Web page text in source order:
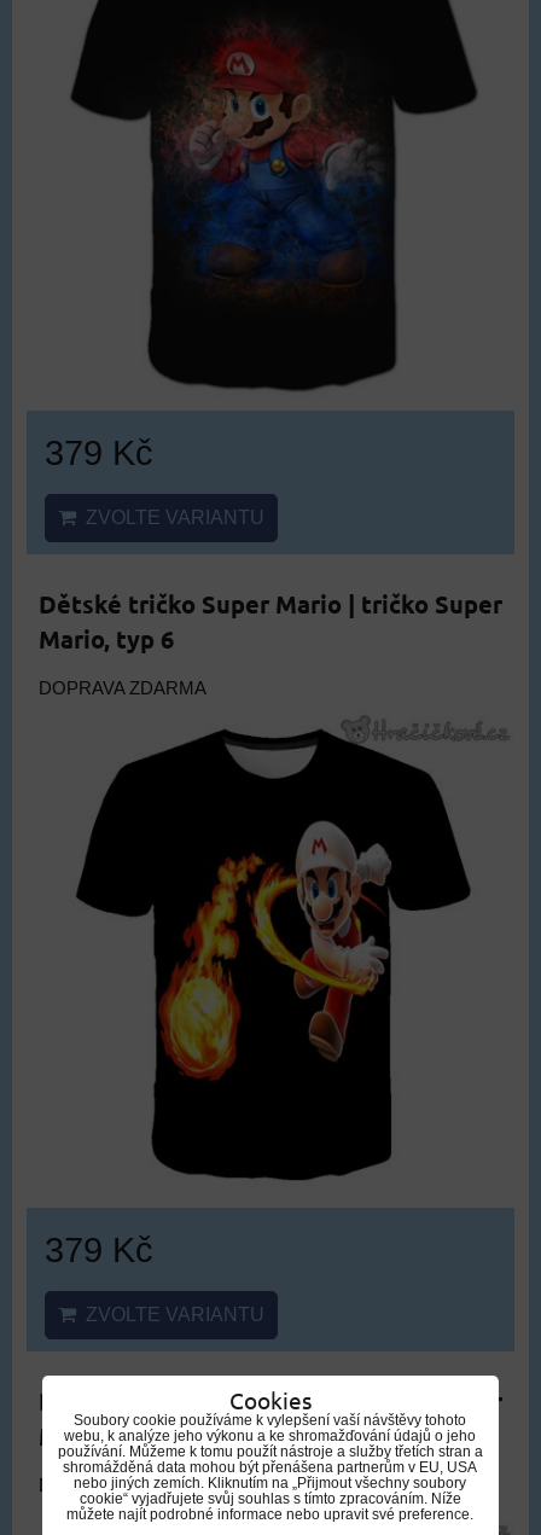
379 Kč
ZVOLTE VARIANTU
Dětské tričko Super Mario | tričko Super
Mario, typ 6
DOPRAVA ZDARMA
379 Kč
ZVOLTE VARIANTU
Dětské tričko Super Mario | tričko Super
Mario, typ 8
DOPRAVA ZDARMA
Cookies
Soubory cookie používáme k vylepšení vaší návštěvy tohoto
webu, k analýze jeho výkonu a ke shromažďování údajů o jeho
používání. Můžeme k tomu použít nástroje a služby třetích stran a
shromážděná data mohou být přenášena partnerům v EU, USA
nebo jiných zemích. Kliknutím na „Přijmout všechny soubory
cookie“ vyjadřujete svůj souhlas s tímto zpracováním. Níže
můžete najít podrobné informace nebo upravit své preference.